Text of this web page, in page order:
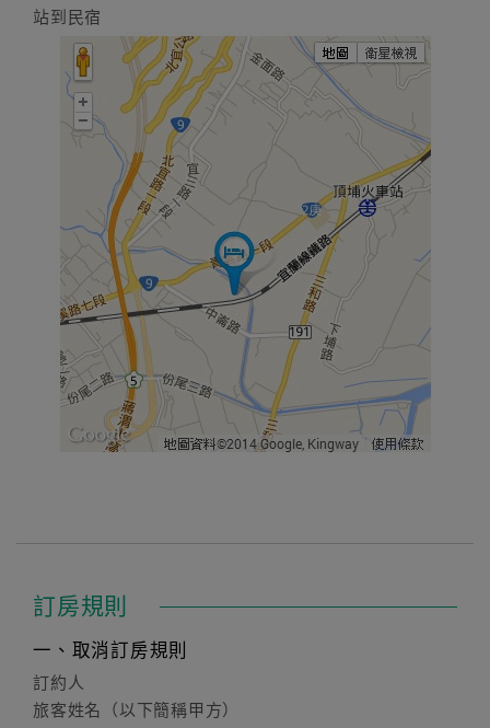
站到民宿
訂房規則
一、取消訂房規則
訂約人
旅客姓名（以下簡稱甲方）